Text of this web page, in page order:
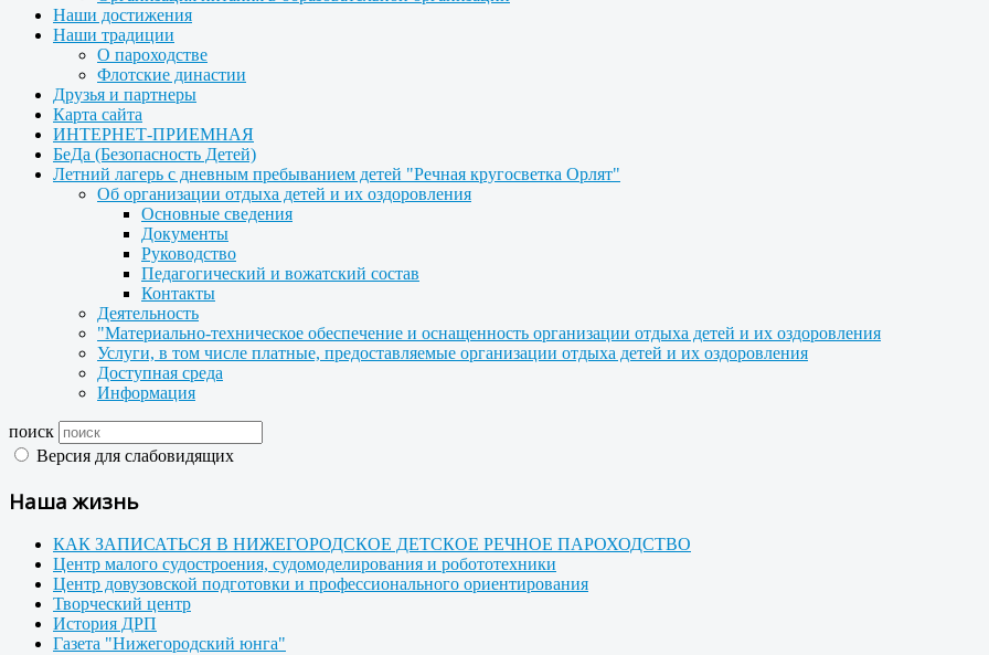
Наши достижения
Наши традиции
О пароходстве
Флотские династии
Друзья и партнеры
Карта сайта
ИНТЕРНЕТ-ПРИЕМНАЯ
БеДа (Безопасность Детей)
Летний лагерь с дневным пребыванием детей "Речная кругосветка Орлят"
Об организации отдыха детей и их оздоровления
Основные сведения
Документы
Руководство
Педагогический и вожатский состав
Контакты
Деятельность
"Материально-техническое обеспечение и оснащенность организации отдыха детей и их оздоровления
Услуги, в том числе платные, предоставляемые организации отдыха детей и их оздоровления
Доступная среда
Информация
поиск
Версия для слабовидящих
Наша жизнь
КАК ЗАПИСАТЬСЯ В НИЖЕГОРОДСКОЕ ДЕТСКОЕ РЕЧНОЕ ПАРОХОДСТВО
Центр малого судостроения, судомоделирования и робототехники
Центр довузовской подготовки и профессионального ориентирования
Творческий центр
История ДРП
Газета "Нижегородский юнга"